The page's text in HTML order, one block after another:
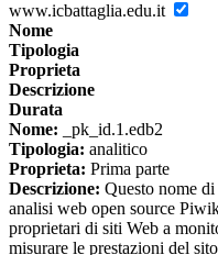
www.icbattaglia.edu.it
Nome
Tipologia
Proprieta
Descrizione
Durata
Nome: _pk_id.1.edb2
Tipologia: analitico
Proprieta: Prima parte
Descrizione: Questo nome
analisi web open source
proprietari di siti Web a
misurare le prestazioni del